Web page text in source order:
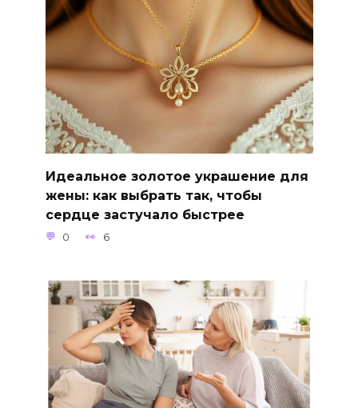
Идеальное золотое украшение для
жены: как выбрать так, чтобы
сердце застучало быстрее
0 6